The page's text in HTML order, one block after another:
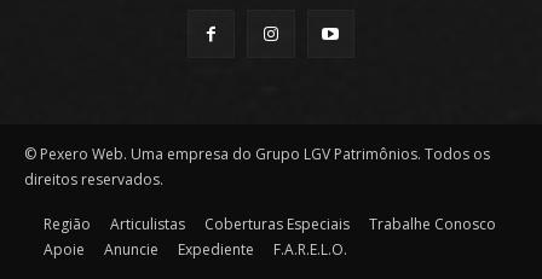
© Pexero Web. Uma empresa do Grupo LGV Patrimônios. Todos os
direitos reservados.
Região Articulistas Coberturas Especiais
Trabalhe Conosco
Apoie
Anuncie Expediente F.A.R.E.L.O.